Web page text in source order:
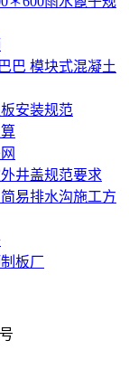
巴 模块式混凝土
安装规范
井盖规范要求
易排水沟施工方
板厂